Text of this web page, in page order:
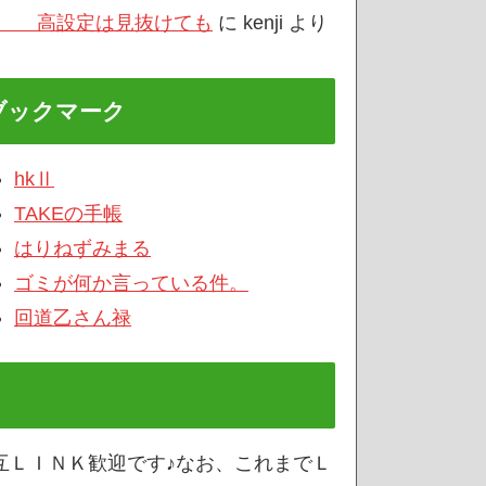
高設定は見抜けても に kenji より
ックマーク
hkⅡ
TAKEの手帳
はりねずみまる
ゴミが何か言っている件。
回道乙さん禄
ＬＩＮＫ歓迎です♪なお、これまでＬ